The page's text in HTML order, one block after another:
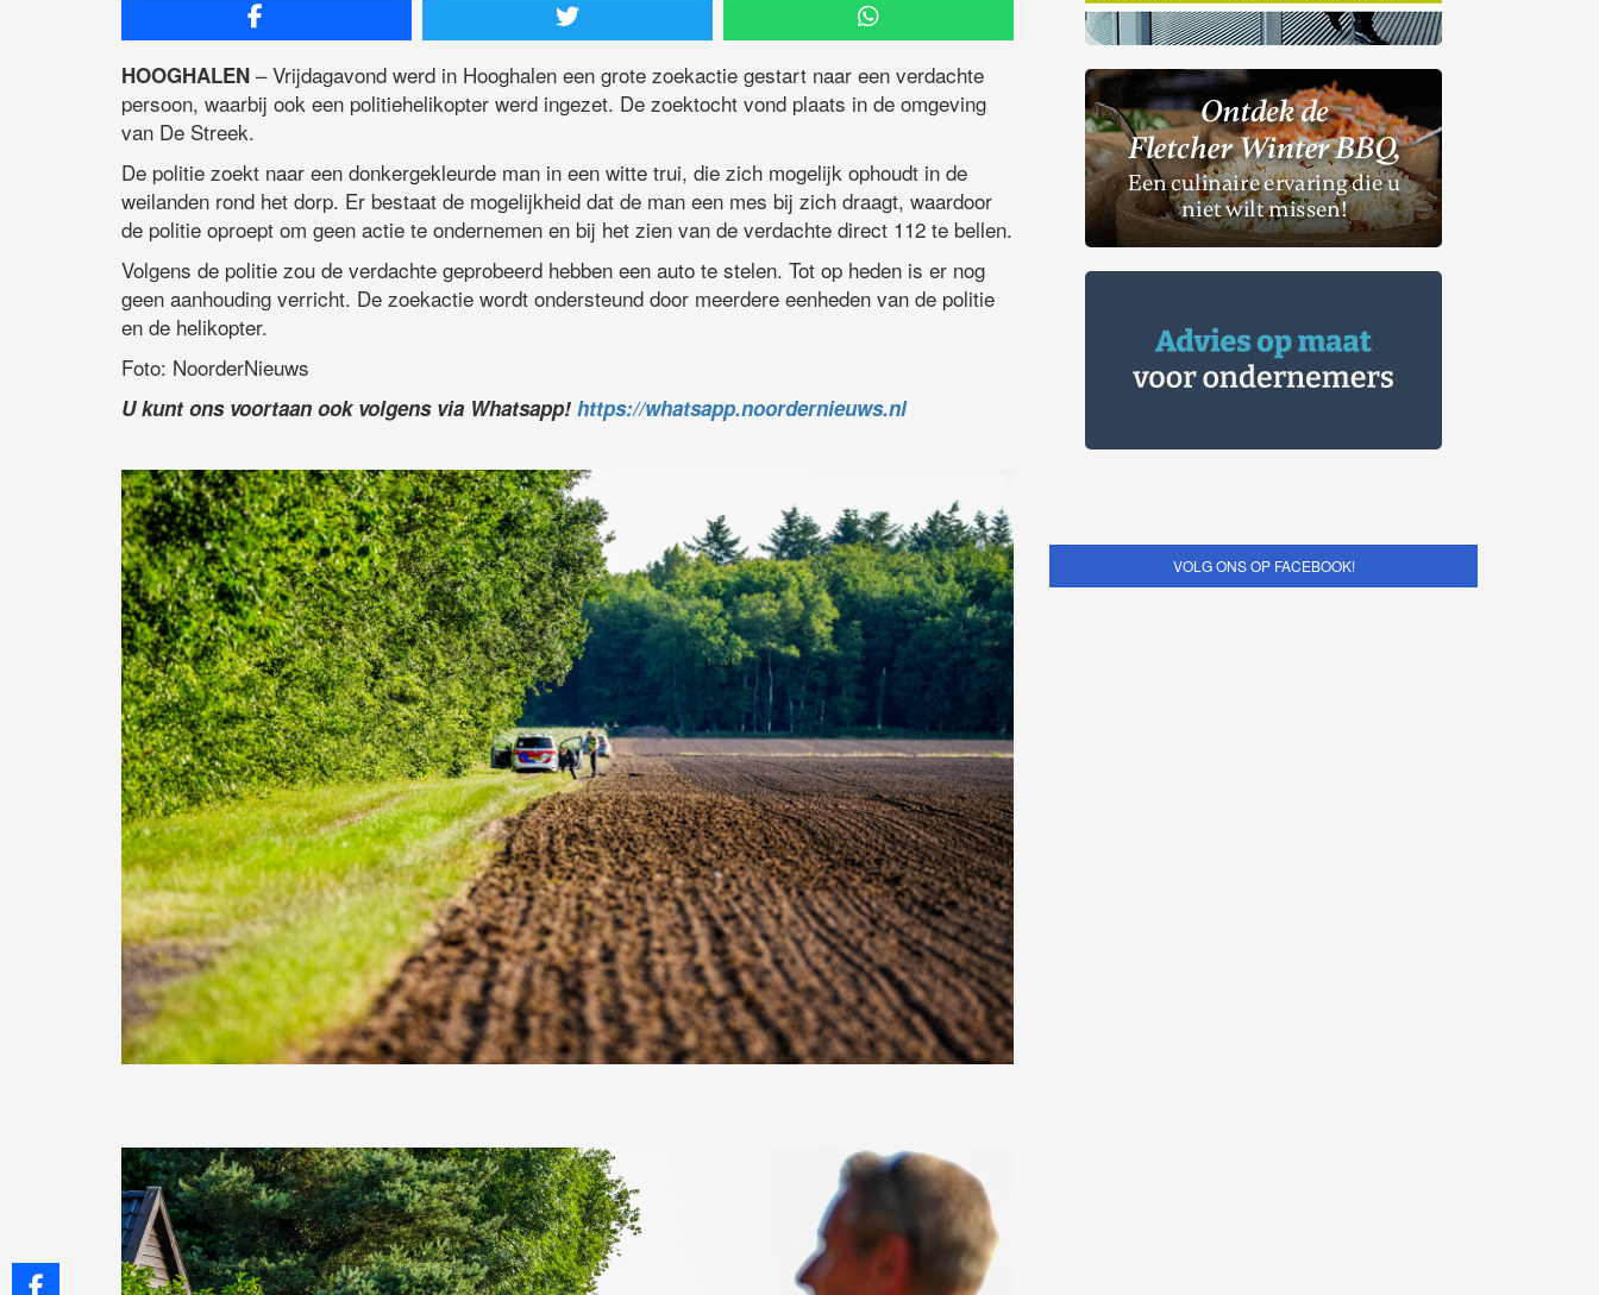
HOOGHALEN – Vrijdagavond werd in Hooghalen een grote zoekactie gestart naar een verdachte
persoon, waarbij ook een politiehelikopter werd ingezet. De zoektocht vond plaats in de omgeving
van De Streek.
De politie zoekt naar een donkergekleurde man in een witte trui, die zich mogelijk ophoudt in de
weilanden rond het dorp. Er bestaat de mogelijkheid dat de man een mes bij zich draagt, waardoor
de politie oproept om geen actie te ondernemen en bij het zien van de verdachte direct 112 te bellen.
Volgens de politie zou de verdachte geprobeerd hebben een auto te stelen. Tot op heden is er nog
geen aanhouding verricht. De zoekactie wordt ondersteund door meerdere eenheden van de politie
en de helikopter.
Foto: NoorderNieuws
U kunt ons voortaan ook volgens via Whatsapp! https://whatsapp.noordernieuws.nl
VOLG ONS OP FACEBOOK!